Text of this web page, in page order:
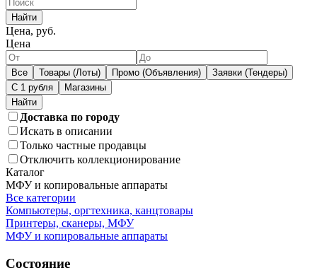
Найти
Цена, руб.
Цена
Все Товары (Лоты) Промо (Объявления)
Заявки (Тендеры)
С 1 рубля
Магазины
Доставка по городу
Искать в описании
Только частные продавцы
Отключить коллекционирование
Каталог
МФУ и копировальные аппараты
Все категории
Компьютеры, оргтехника, канцтовары
Принтеры, сканеры, МФУ
МФУ и копировальные аппараты
Состояние